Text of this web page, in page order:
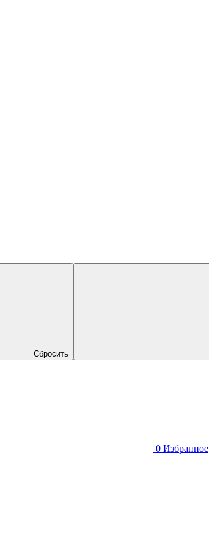
Сбросить
0 Избранное